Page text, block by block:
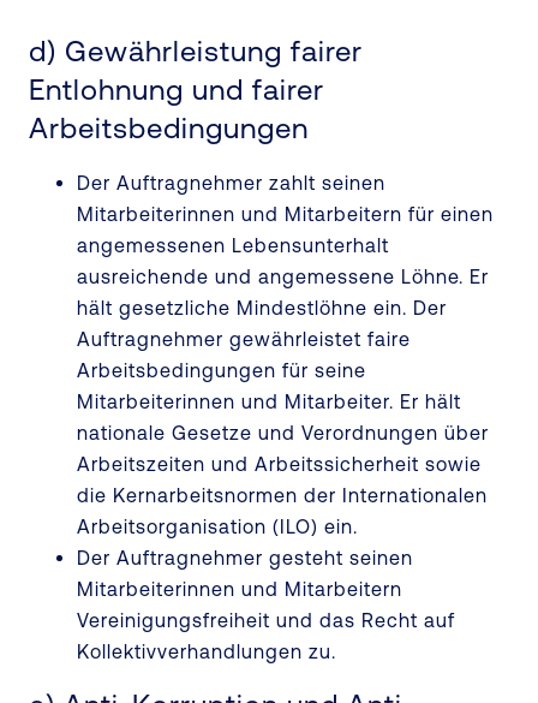
d) Gewährleistung fairer
Entlohnung und fairer
Arbeitsbedingungen
Der Auftragnehmer zahlt seinen
Mitarbeiterinnen und Mitarbeitern für einen
angemessenen Lebensunterhalt
ausreichende und angemessene Löhne. Er
hält gesetzliche Mindestlöhne ein. Der
Auftragnehmer gewährleistet faire
Arbeitsbedingungen für seine
Mitarbeiterinnen und Mitarbeiter. Er hält
nationale Gesetze und Verordnungen über
Arbeitszeiten und Arbeitssicherheit sowie
die Kernarbeitsnormen der Internationalen
Arbeitsorganisation (ILO) ein.
Der Auftragnehmer gesteht seinen
Mitarbeiterinnen und Mitarbeitern
Vereinigungsfreiheit und das Recht auf
Kollektivverhandlungen zu.